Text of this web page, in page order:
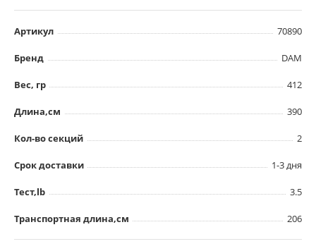
Артикул 70890
Бренд DAM
Вес, гр 412
Длина,см 390
Кол-во секций 2
Срок доставки 1-3 дня
Тест,lb 3.5
Транспортная длина,см 206